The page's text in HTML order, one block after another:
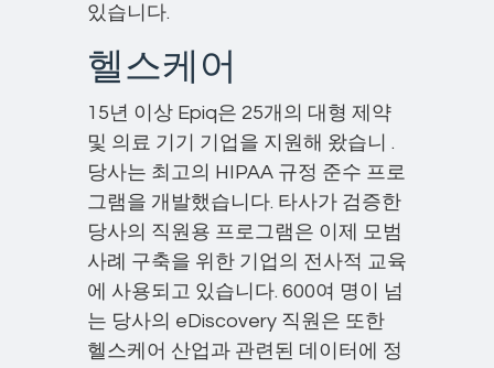
있습니다.
헬스케어
15년 이상 Epiq은 25개의 대형 제약
및 의료 기기 기업을 지원해 왔습니 .
당사는 최고의 HIPAA 규정 준수 프로
그램을 개발했습니다. 타사가 검증한
당사의 직원용 프로그램은 이제 모범
사례 구축을 위한 기업의 전사적 교육
에 사용되고 있습니다. 600여 명이 넘
는 당사의 eDiscovery 직원은 또한
헬스케어 산업과 관련된 데이터에 정